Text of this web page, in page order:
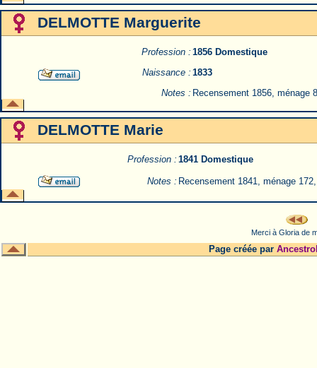
DELMOTTE Marguerite
Profession : 1856 Domestique
Naissance : 1833
Notes : Recensement 1856, ménage
DELMOTTE Marie
Profession : 1841 Domestique
Notes : Recensement 1841, ménage
Merci à Gloria de
Page créée par